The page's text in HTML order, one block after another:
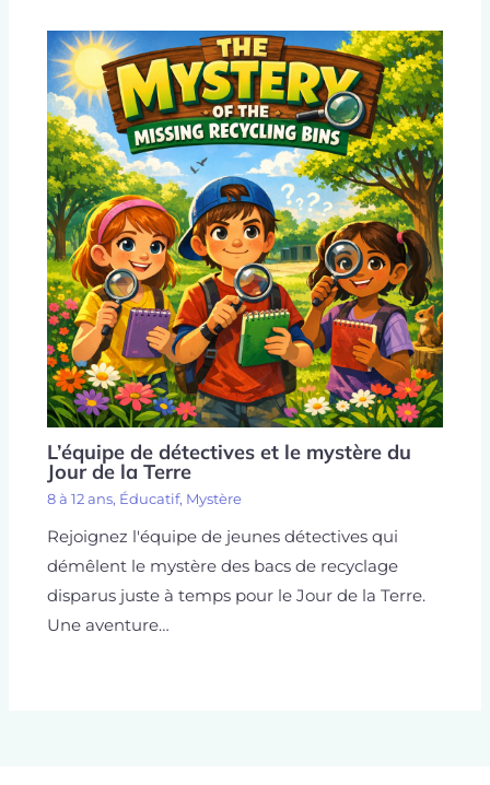
L’équipe de détectives et le mystère du
Jour de la Terre
8 à 12 ans, Éducatif, Mystère
Rejoignez l'équipe de jeunes détectives qui
démêlent le mystère des bacs de recyclage
disparus juste à temps pour le Jour de la Terre.
Une aventure…